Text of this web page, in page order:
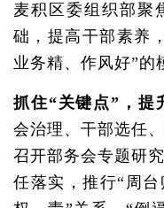
麦积区委组织部聚
础，提高干部素养
业务精、作风好”的
抓住“关键点”，提
会治理、干部选任
召开部务会专题研
任落实，推行“周台